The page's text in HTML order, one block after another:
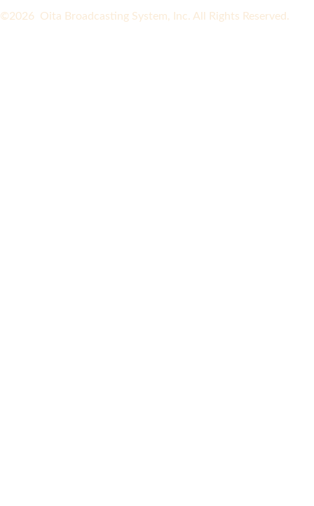
©2026 Oita Broadcasting System, Inc. All Rights Reserved.